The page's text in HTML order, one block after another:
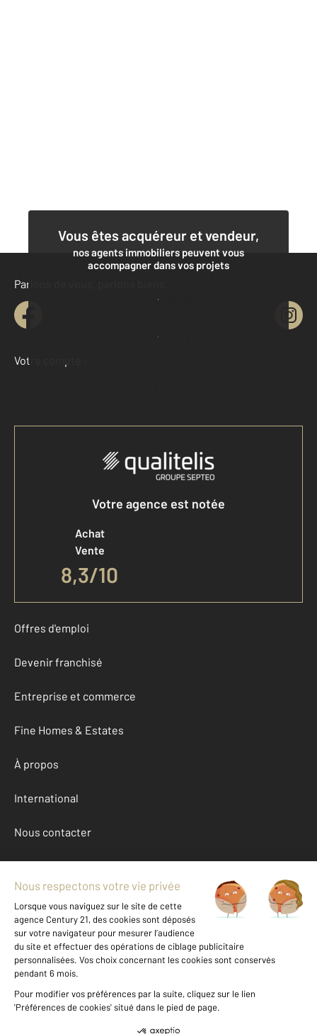
Vous êtes acquéreur et vendeur,
nos agents immobiliers peuvent vous
accompagner dans vos projets
Contacter l'agence
Demander une estimation
Parlons de vous, parlons biens
Votre compte :
Accéder à mon compte
Votre agence est notée
Achat
Vente
8,3/10
Offres d'emploi
Devenir franchisé
Entreprise et commerce
Fine Homes & Estates
À propos
International
Nous contacter
Mentions légales & CGU et Barèmes d'honoraires
Données personnelles
Gestionnaire des cookies
Achat appartement autour de LES PAVILLONS SOUS BOIS (93320)